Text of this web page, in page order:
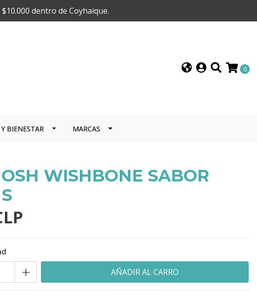
dentro de Coyhaique.
0
BIENESTAR MARCAS
WISHBONE SABOR
+